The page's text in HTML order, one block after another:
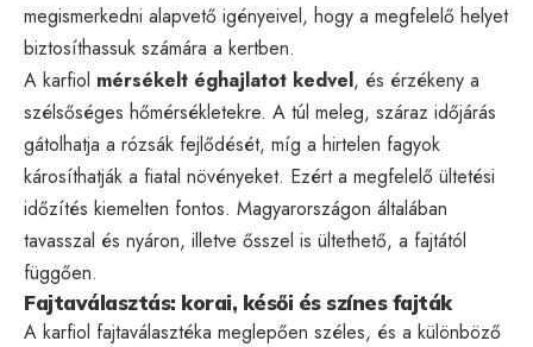
megismerkedni alapvető igényeivel, hogy a megfelelő helyet
biztosíthassuk számára a kertben.
A karfiol mérsékelt éghajlatot kedvel, és érzékeny a
szélsőséges hőmérsékletekre. A túl meleg, száraz időjárás
gátolhatja a rózsák fejlődését, míg a hirtelen fagyok
károsíthatják a fiatal növényeket. Ezért a megfelelő ültetési
időzítés kiemelten fontos. Magyarországon általában
tavasszal és nyáron, illetve ősszel is ültethető, a fajtától
függően.
Fajtaválasztás: korai, késői és színes fajták
A karfiol fajtaválasztéka meglepően széles, és a különböző